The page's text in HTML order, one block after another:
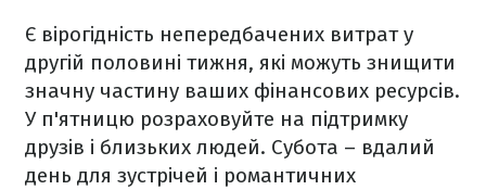
Є вірогідність непередбачених витрат у
другій половині тижня, які можуть знищити
значну частину ваших фінансових ресурсів.
У п'ятницю розраховуйте на підтримку
друзів і близьких людей. Субота – вдалий
день для зустрічей і романтичних